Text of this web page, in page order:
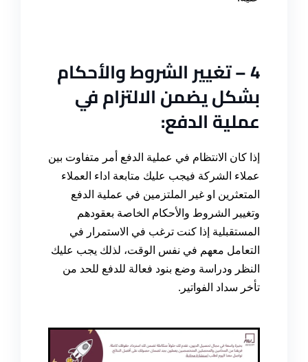
4 – تغيير الشروط والأحكام
بشكل يضمن الالتزام في
عملية الدفع:
إذا كان الانتظام في عملية الدفع أمر متفاوت بين
عملاء الشركة فيجب عليك متابعة اداء العملاء
المتعثرين او غير الملتزمين في عملية الدفع
وتغيير الشروط والأحكام الخاصة بعقودهم
المستقبلية إذا كنت ترغب في الاستمرار في
التعامل معهم في نفس الوقت، لذلك يجب عليك
النظر ودراسة وضع بنود فعالة للدفع للحد من
تأخر سداد الفواتير .